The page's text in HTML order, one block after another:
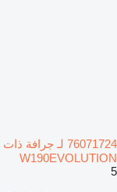
W190EVOLUTION
5